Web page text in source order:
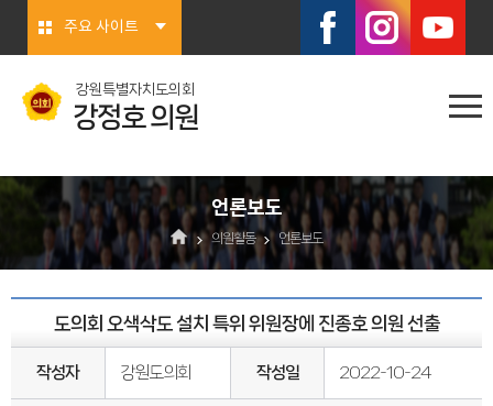
주요 사이트
강원특별자치도의회
강정호 의원
언론보도
의원활동 언론보도
도의회 오색삭도 설치 특위 위원장에 진종호 의원 선출
작성자 강원도의회 작성일 2022-10-24